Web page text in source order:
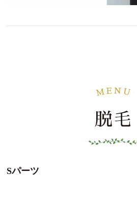
ME N U
脱毛
Sパーツ